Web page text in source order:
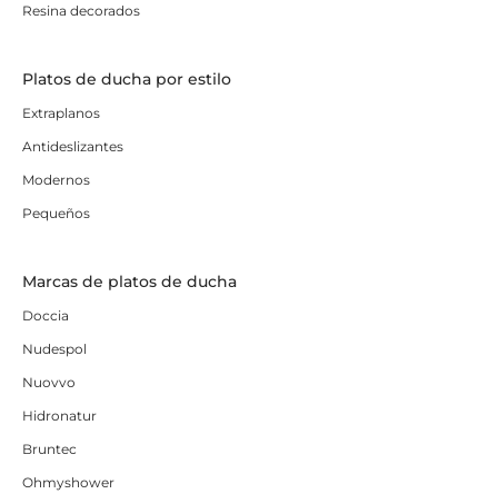
Resina decorados
Platos de ducha por estilo
Extraplanos
Antideslizantes
Modernos
Pequeños
Marcas de platos de ducha
Doccia
Nudespol
Nuovvo
Hidronatur
Bruntec
Ohmyshower